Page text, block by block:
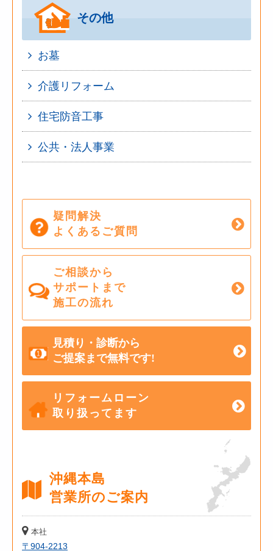
その他
お墓
介護リフォーム
住宅防音工事
公共・法人事業
疑問解決
よくあるご質問
ご相談から
サポートまで
施工の流れ
見積り・診断から
ご提案まで無料です!
リフォームローン
取り扱ってます
沖縄本島
営業所のご案内
本社
〒904-2213